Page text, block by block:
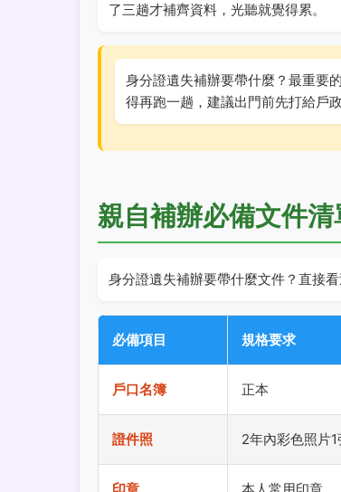
了三趟才補齊資料，光聽就覺得累。
身分證遺失補辦要帶什麼？最重要
得再跑一趟，建議出門前先打給戶
親自補辦必備文件清
身分證遺失補辦要帶什麼文件？直接看
必備項目 規格要求
戶口名簿 正本
證件照 2年內彩色照片1